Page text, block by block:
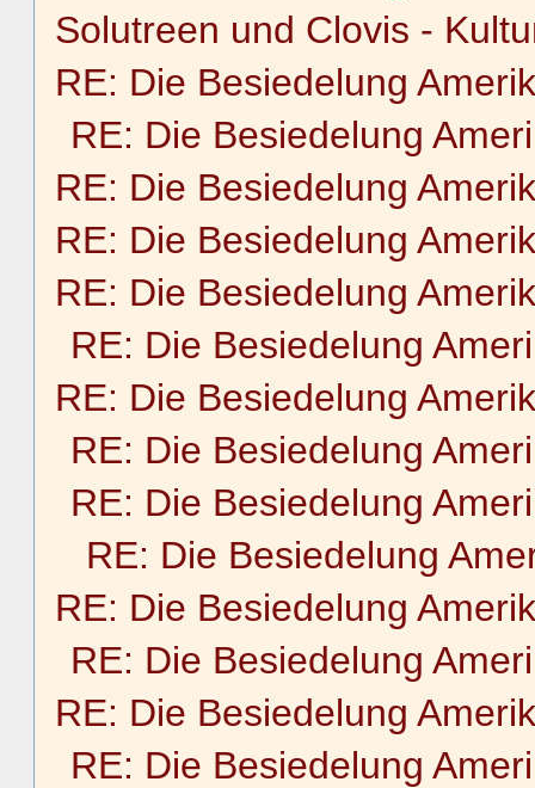
Solutreen und Clovis -
RE: Die Besiedelung
RE: Die Besiedelung
RE: Die Besiedelung
RE: Die Besiedelung
RE: Die Besiedelung
RE: Die Besiedelung
RE: Die Besiedelung
RE: Die Besiedelung
RE: Die Besiedelung
RE: Die Besiedelung
RE: Die Besiedelung
RE: Die Besiedelung
RE: Die Besiedelung
RE: Die Besiedelung